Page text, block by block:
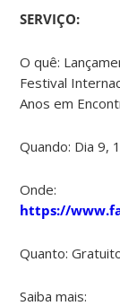
SERVIÇO:
O quê:
Festival
Anos em
Quando: Dia 9,
Onde:
https://
Quanto:
Saiba mais: